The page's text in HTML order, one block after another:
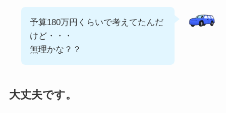
予算180万円くらいで考えてたんだ
けど・・・
無理かな？？
大丈夫です。